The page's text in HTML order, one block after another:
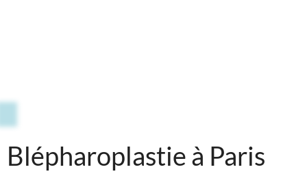
Blépharoplastie à Paris